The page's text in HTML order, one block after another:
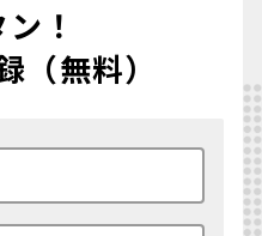
！
（無料）